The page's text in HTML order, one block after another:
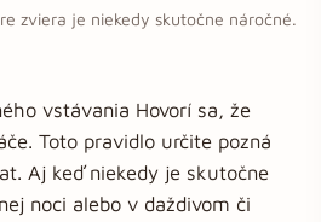
zviera je niekedy skutočne náročné.
vstávania Hovorí sa, že
Toto pravidlo určite pozná
Aj keď niekedy je skutočne
noci alebo v daždivom či